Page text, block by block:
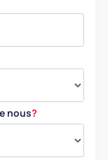
nous?